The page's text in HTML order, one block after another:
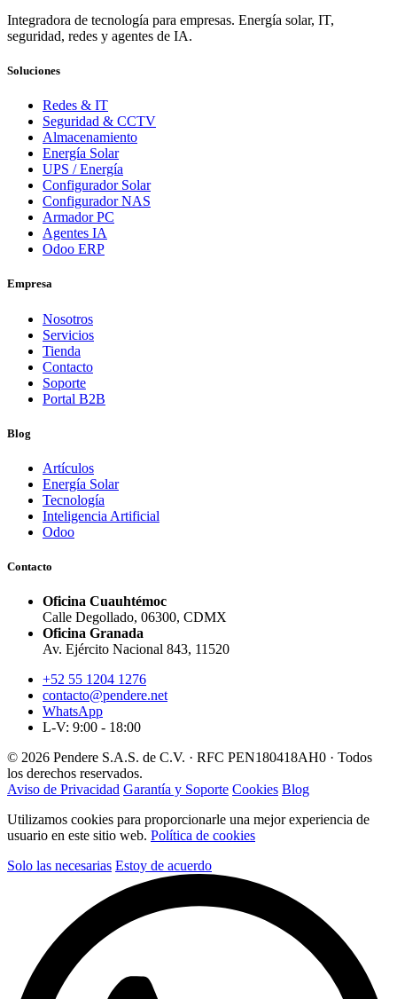
Integradora de tecnología para empresas. Energía solar, IT,
seguridad, redes y agentes de IA.
Soluciones
Redes & IT
Seguridad & CCTV
Almacenamiento
Energía Solar
UPS / Energía
Configurador Solar
Configurador NAS
Armador PC
Agentes IA
Odoo ERP
Empresa
Nosotros
Servicios
Tienda
Contacto
Soporte
Portal B2B
Blog
Artículos
Energía Solar
Tecnología
Inteligencia Artificial
Odoo
Contacto
Oficina Cuauhtémoc
Calle Degollado, 06300, CDMX
Oficina Granada
Av. Ejército Nacional 843, 11520
+52 55 1204 1276
contacto@pendere.net
WhatsApp
L-V: 9:00 - 18:00
© 2026 Pendere S.A.S. de C.V. · RFC PEN180418AH0 · Todos
los derechos reservados.
Aviso de Privacidad Garantía y Soporte Cookies Blog
Utilizamos cookies para proporcionarle una mejor experiencia de
usuario en este sitio web. Política de cookies
Solo las necesarias Estoy de acuerdo